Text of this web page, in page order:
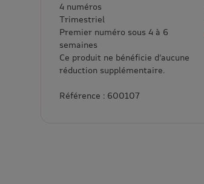
4 numéros
Trimestriel
Premier numéro sous 4 à 6
semaines
Ce produit ne bénéficie d’aucune
réduction supplémentaire.
Référence : 600107